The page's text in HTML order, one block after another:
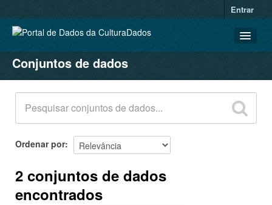
Entrar
CONJUNTOS DE DADOS
ORGANIZAÇÕES
GRUPOS
SOBRE
Conjuntos de dados
Ordenar por
2 conjuntos de dados
encontrados